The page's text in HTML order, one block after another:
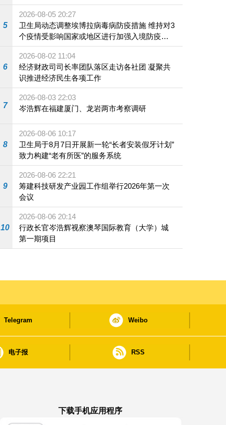
5
2026-08-05 20:27
卫生局动态调整埃博拉病毒病防疫措施 维持对3
个疫情受影响国家或地区进行加强入境防疫措
施
6
2026-08-02 11:04
经济财政司司长率团队落区走访各社团 凝聚共
识推进经济民生各项工作
7
2026-08-03 22:03
岑浩辉在福建厦门、龙岩两市考察调研
8
2026-08-06 10:17
卫生局于8月7日开展新一轮“长者安装假牙计划”
致力构建“老有所医”的服务系统
9
2026-08-06 22:21
筹建科技研发产业园工作组举行2026年第一次
会议
10
2026-08-06 20:14
行政长官岑浩辉视察澳琴国际教育（大学）城
第一期项目
Telegram Weibo
电子报 RSS
下载手机应用程序